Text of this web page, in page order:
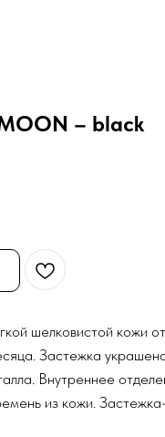
– black
шелковистой кожи
Застежка
Внутреннее
из кожи.